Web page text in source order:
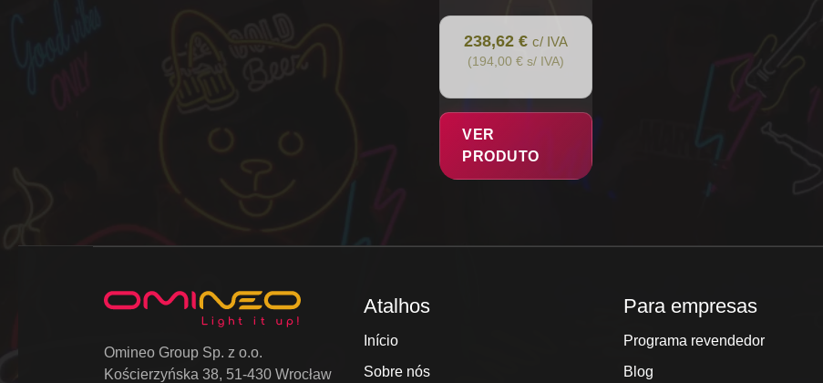
238,62 € c/ IVA
(194,00 € s/ IVA)
VER
PRODUTO
Omineo Group Sp. z o.o.
Kościerzyńska 38, 51-430 Wrocław
Atalhos
Início
Sobre nós
Para empresas
Programa revendedor
Blog